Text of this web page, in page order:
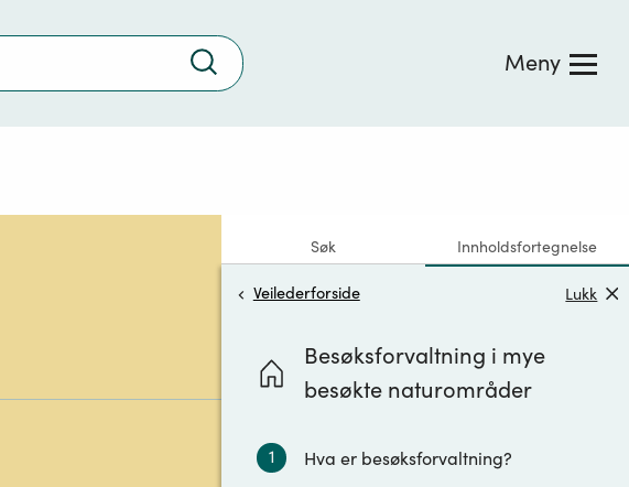
Trykk
søke
Meny
Søk Innholdsfortegnelse
Veilederforside Lukk
Besøksforvaltning i mye
besøkte naturområder
1 Hva er besøksforvaltning?